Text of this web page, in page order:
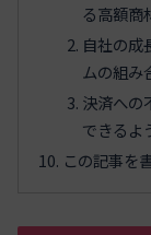
る高額商
自社の成
ムの組み
決済への
できるよ
この記事を